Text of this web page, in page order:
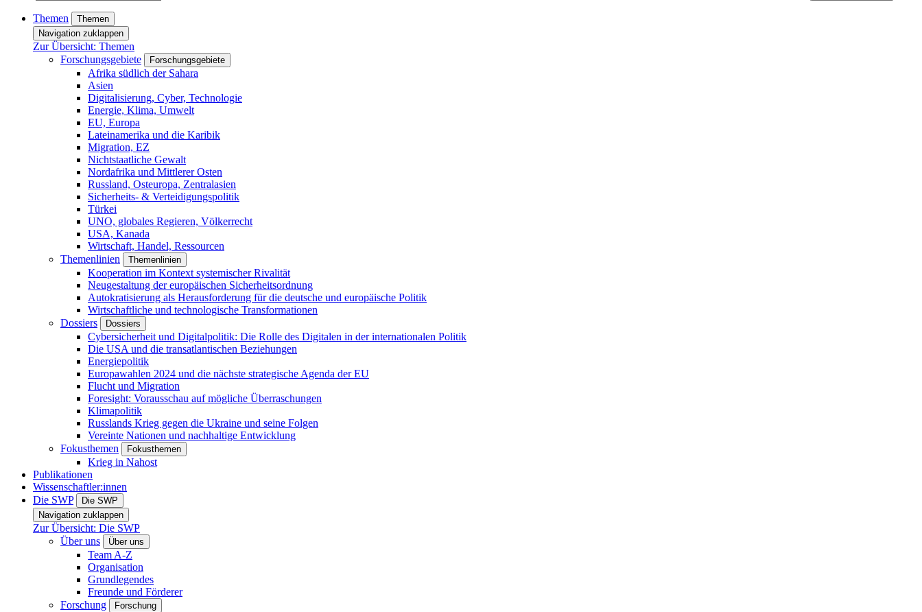
Themen
Themen
Navigation zuklappen
Zur Übersicht: Themen
Forschungsgebiete
Forschungsgebiete
Afrika südlich der Sahara
Asien
Digitalisierung, Cyber, Technologie
Energie, Klima, Umwelt
EU, Europa
Lateinamerika und die Karibik
Migration, EZ
Nichtstaatliche Gewalt
Nordafrika und Mittlerer Osten
Russland, Osteuropa, Zentralasien
Sicherheits- & Verteidigungspolitik
Türkei
UNO, globales Regieren, Völkerrecht
USA, Kanada
Wirtschaft, Handel, Ressourcen
Themenlinien
Themenlinien
Kooperation im Kontext systemischer Rivalität
Neugestaltung der europäischen Sicherheitsordnung
Autokratisierung als Herausforderung für die deutsche und europäische Politik
Wirtschaftliche und technologische Transformationen
Dossiers
Dossiers
Cybersicherheit und Digitalpolitik: Die Rolle des Digitalen in der internationalen Politik
Die USA und die transatlantischen Beziehungen
Energiepolitik
Europawahlen 2024 und die nächste strategische Agenda der EU
Flucht und Migration
Foresight: Vorausschau auf mögliche Überraschungen
Klimapolitik
Russlands Krieg gegen die Ukraine und seine Folgen
Vereinte Nationen und nachhaltige Entwicklung
Fokusthemen
Fokusthemen
Krieg in Nahost
Publikationen
Wissenschaftler:innen
Die SWP
Die SWP
Navigation zuklappen
Zur Übersicht: Die SWP
Über uns
Über uns
Team A-Z
Organisation
Grundlegendes
Freunde und Förderer
Forschung
Forschung